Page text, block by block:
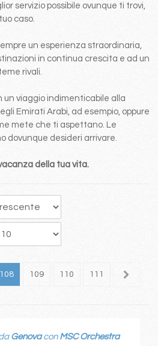
servizio possibile ovunque ti trovi,
caso.
un esperienza straordinaria,
in continua crescita e ad un
rivali.
viaggio indimenticabile alla
Emirati Arabi, ad esempio, oppure
mete che ti aspettano. Le
dovunque desideri arrivare.
della tua vita.
108 109 110 111 112
Genovacon MSC Orchestra